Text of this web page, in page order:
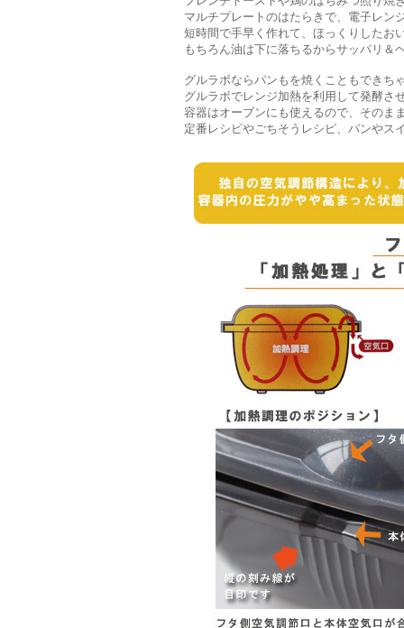
マルチプレートのはたらきで、電子レン
短時間で手早く作れて、ほっくりしたお
もちろん油は下に落ちるからサッパリ＆
グルラボならパンもを焼くこともできち
グルラボでレンジ加熱を利用して発酵さ
容器はオーブンにも使えるので、そのま
定番レシピやごちそうレシピ、パンやス